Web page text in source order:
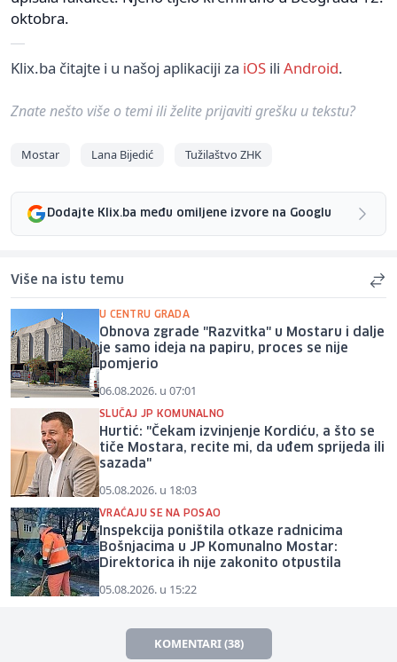
oktobra.
Klix.ba čitajte i u našoj aplikaciji za iOS ili Android.
Znate nešto više o temi ili želite prijaviti grešku u tekstu?
Mostar Lana Bijedić Tužilaštvo ZHK
Dodajte Klix.ba među omiljene izvore na Googlu
Više na istu temu
U CENTRU GRADA
Obnova zgrade "Razvitka" u Mostaru i dalje
je samo ideja na papiru, proces se nije
pomjerio
06.08.2026. u 07:01
SLUČAJ JP KOMUNALNO
Hurtić: "Čekam izvinjenje Kordiću, a što se
tiče Mostara, recite mi, da uđem sprijeda ili
sazada"
05.08.2026. u 18:03
VRAĆAJU SE NA POSAO
Inspekcija poništila otkaze radnicima
Bošnjacima u JP Komunalno Mostar:
Direktorica ih nije zakonito otpustila
05.08.2026. u 15:22
KOMENTARI (38)